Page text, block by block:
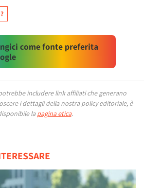
come fonte preferita
includere link affiliati che generano
i dettagli della nostra policy editoriale, è
la pagina etica.